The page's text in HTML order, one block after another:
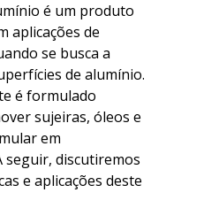
é um produto
aplicações de
se busca a
de alumínio.
é formulado
sujeiras, óleos e
em
seguir, discutiremos
e aplicações deste